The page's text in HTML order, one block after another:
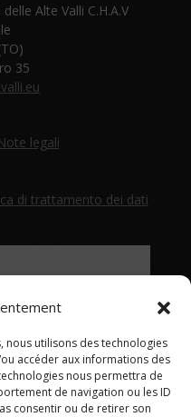
nous utilisons des technologies
accéder aux informations des
nous permettra de
de navigation ou les ID
consentir ou de retirer son
Alte Valli C.H.A.V
35
legali
di trattamento dei dati